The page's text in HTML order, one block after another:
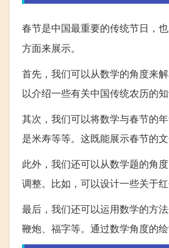
春节是中国最重要的传统节日，
方面来展示。
首先，我们可以从数学的角度来
以介绍一些有关中国传统农历的
其次，我们可以将数学与春节的
是米寿等等。这既能展示春节的
此外，我们还可以从数学题的角
调整。比如，可以设计一些关于
最后，我们还可以运用数学的方
鞭炮、福字等。通过数学角度的